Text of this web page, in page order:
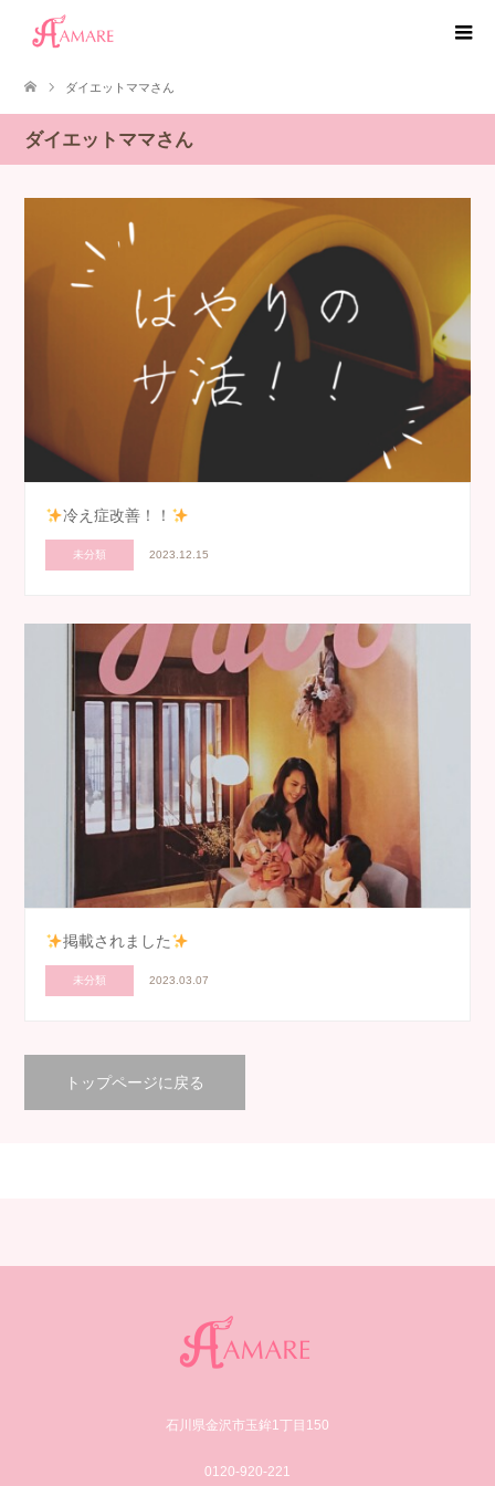
ダイエットママさん
ダイエットママさん
冷え症改善！！
未分類 2023.12.15
掲載されました
未分類 2023.03.07
トップページに戻る
石川県金沢市玉鉾1丁目150
0120-920-221